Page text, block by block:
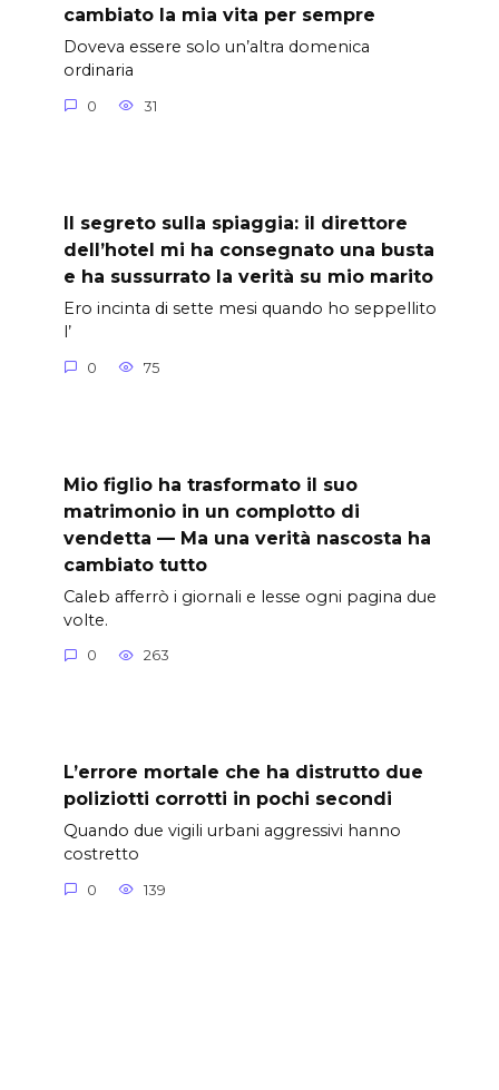
cambiato la mia vita per sempre
Doveva essere solo un’altra domenica
ordinaria
0 31
Il segreto sulla spiaggia: il direttore
dell’hotel mi ha consegnato una busta
e ha sussurrato la verità su mio marito
Ero incinta di sette mesi quando ho seppellito
l’
0 75
Mio figlio ha trasformato il suo
matrimonio in un complotto di
vendetta — Ma una verità nascosta ha
cambiato tutto
Caleb afferrò i giornali e lesse ogni pagina due
volte.
0 263
L’errore mortale che ha distrutto due
poliziotti corrotti in pochi secondi
Quando due vigili urbani aggressivi hanno
costretto
0 139